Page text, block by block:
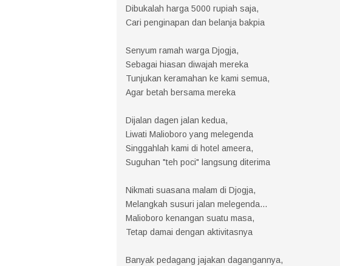
Dibukalah harga 5000 rupiah saja,
Cari penginapan dan belanja bakpia
Senyum ramah warga Djogja,
Sebagai hiasan diwajah mereka
Tunjukan keramahan ke kami semua,
Agar betah bersama mereka
Dijalan dagen jalan kedua,
Liwati Malioboro yang melegenda
Singgahlah kami di hotel ameera,
Suguhan "teh poci" langsung diterima
Nikmati suasana malam di Djogja,
Melangkah susuri jalan melegenda...
Malioboro kenangan suatu masa,
Tetap damai dengan aktivitasnya
Banyak pedagang jajakan dagangannya,